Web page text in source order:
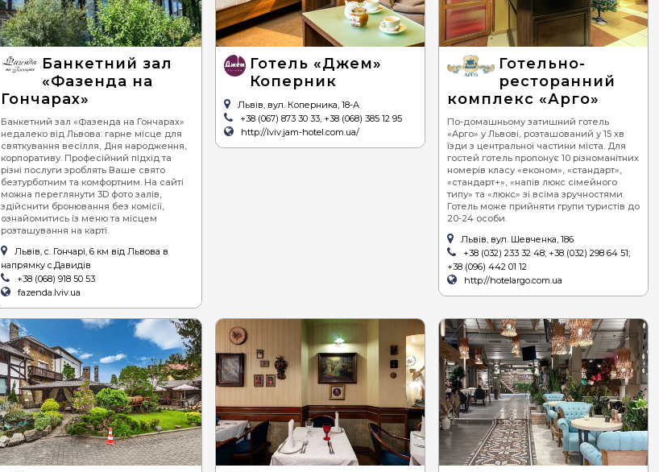
піца
суші
бургери / сендвічі
стейки
равлики
устриці
хінкалі
середземноморська
вегетеріанська
Банкетний зал
«Фазенда на
Гончарах»
Банкетний зал «Фазенда на Гончарах»
недалеко від Львова: гарне місце для
святкування весілля, Дня народження,
корпоративу. Професійний підхід та
різні послуги зроблять Ваше свято
безтурботним та комфортним. На сайті
можна переглянути 3D фото залів,
здійснити бронювання без комісії,
ознайомитись із меню та місцем
розташування на карті.
Львів, с. Гончарі, 6 км від Львова в
напрямку с.Давидів
+38 (068) 918 50 53
fazenda.lviv.ua
Готель «Джем»
Коперник
Львів, вул. Коперника, 18-А
+38 (067) 873 30 33, +38 (068) 385 12 95
http://lviv.jam-hotel.com.ua/
Готельно-
ресторанний
комплекс «Арго»
По-домашньому затишний готель
«Арго» у Львові, розташований у 15 хв
їзди з центральної частини міста. Для
гостей готель пропонує 10 різноманітних
номерів класу «економ», «стандарт»,
«стандарт+», «напів люкс сімейного
типу» та «люкс» зі всіма зручностями.
Готель може прийняти групи туристів до
20-24 особи.
Львів, вул. Шевченка, 186
+38 (032) 233 32 48; +38 (032) 298 64 51;
+38 (096) 442 01 12
http://hotelargo.com.ua